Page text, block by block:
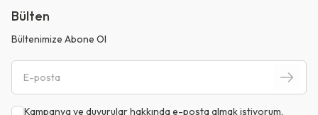
Bülten
Bültenimize Abone Ol
Kampanya ve duyurular hakkında e-posta almak istiyorum.